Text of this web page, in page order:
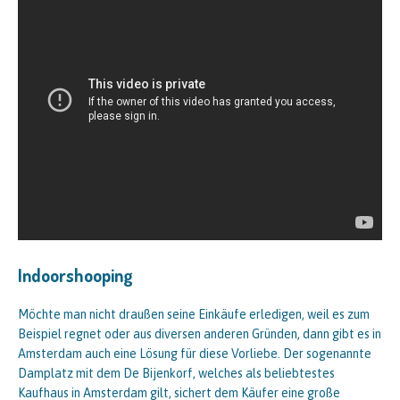
Indoorshooping
Möchte man nicht draußen seine Einkäufe erledigen, weil es zum
Beispiel regnet oder aus diversen anderen Gründen, dann gibt es in
Amsterdam auch eine Lösung für diese Vorliebe. Der sogenannte
Damplatz mit dem De Bijenkorf, welches als beliebtestes
Kaufhaus in Amsterdam gilt, sichert dem Käufer eine große